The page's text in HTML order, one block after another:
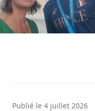
Publié le 4 juillet 2026